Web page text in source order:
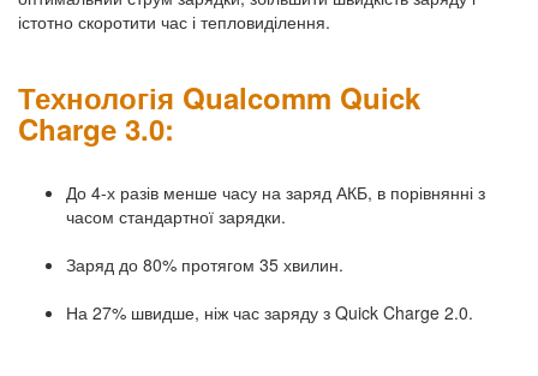
істотно скоротити час і тепловиділення.
Технологія Qualcomm Quick
Charge 3.0:
До 4-х разів менше часу на заряд АКБ, в порівнянні з
часом стандартної зарядки.
Заряд до 80% протягом 35 хвилин.
На 27% швидше, ніж час заряду з Quick Charge 2.0.